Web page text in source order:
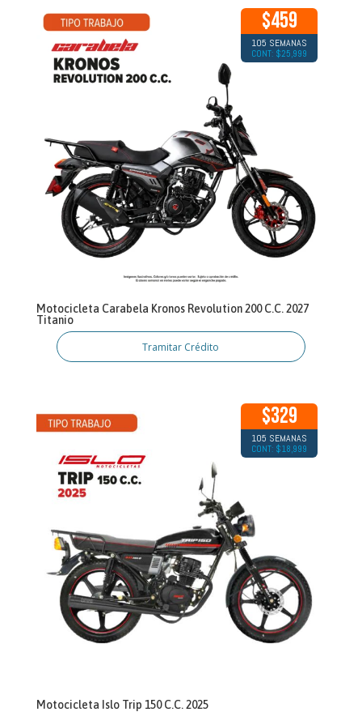
$459
105 SEMANAS
CONT: $25,999
Motocicleta Carabela Kronos Revolution 200 C.C. 2027
Titanio
Tramitar Crédito
$329
105 SEMANAS
CONT: $18,999
Motocicleta Islo Trip 150 C.C. 2025